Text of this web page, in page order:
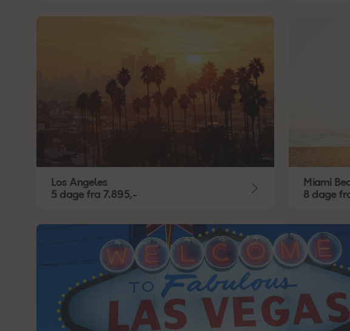
Los Angeles
5 dagefra 7.895,-
Miami
8 dage